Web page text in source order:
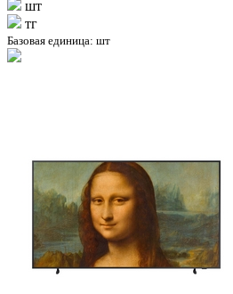
шт
тг
Базовая единица: шт